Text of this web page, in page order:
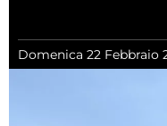
Domenica 22 Febbraio